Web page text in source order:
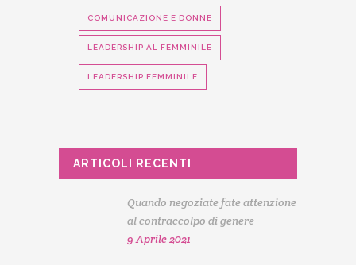
COMUNICAZIONE E DONNE
LEADERSHIP AL FEMMINILE
LEADERSHIP FEMMINILE
ARTICOLI RECENTI
Quando negoziate fate attenzione
al contraccolpo di genere
9 Aprile 2021